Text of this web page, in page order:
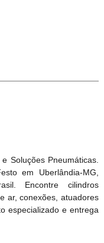
Soluções Pneumáticas.
em Uberlândia-MG,
Encontre cilindros
ar, conexões, atuadores
especializado e entrega